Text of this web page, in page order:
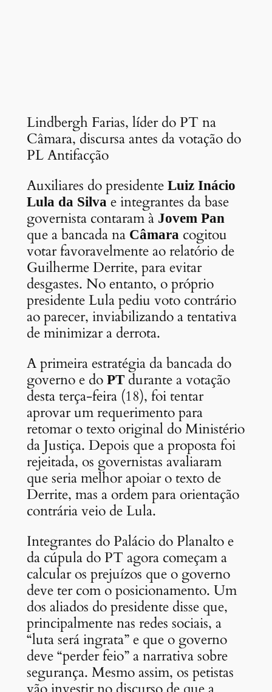
Lindbergh Farias, líder do PT na
Câmara, discursa antes da votação do
PL Antifacção
Auxiliares do presidente Luiz Inácio
Lula da Silvae integrantes da base
governista contaram à Jovem Pan
que a bancada na Câmaracogitou
votar favoravelmente ao relatório de
Guilherme Derrite, para evitar
desgastes. No entanto, o próprio
presidente Lula pediu voto contrário
ao parecer, inviabilizando a tentativa
de minimizar a derrota.
A primeira estratégia da bancada do
governo e do PTdurante a votação
desta terça-feira (18), foi tentar
aprovar um requerimento para
retomar o texto original do Ministério
da Justiça. Depois que a proposta foi
rejeitada, os governistas avaliaram
que seria melhor apoiar o texto de
Derrite, mas a ordem para orientação
contrária veio de Lula.
Integrantes do Palácio do Planalto e
da cúpula do PT agora começam a
calcular os prejuízos que o governo
deve ter com o posicionamento. Um
dos aliados do presidente disse que,
principalmente nas redes sociais, a
“luta será ingrata” e que o governo
deve “perder feio” a narrativa sobre
segurança. Mesmo assim, os petistas